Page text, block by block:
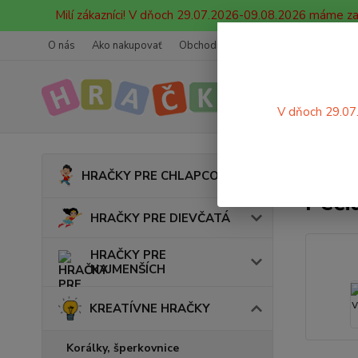
Milí zákazníci! V dňoch 29.07.2026-09.08.2026 máme
O nás Ako nakupovať Obchodné podmienky
HRAČKY PRE CHLAPCOV
HRAČKY PRE DIEVČATÁ
HRAČKY PRE
NAJMENŠÍCH
KREATÍVNE HRAČKY
Korálky, šperkovnice
V dňoch